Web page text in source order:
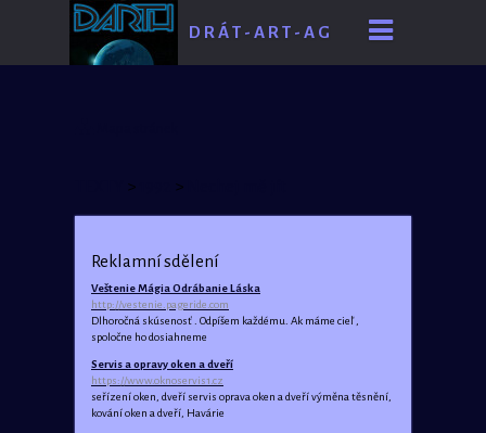
D R Á T - A R T - A G
> >
Reklamní sdělení
Veštenie Mágia Odrábanie Láska
http://vestenie.pageride.com
Dlhoročná skúsenosť . Odpíšem každému. Ak máme cieľ ,
spoločne ho dosiahneme
Servis a opravy oken a dveří
https://www.oknoservis1.cz
seřízení oken, dveří servis oprava oken a dveří výměna těsnění,
kování oken a dveří, Havárie